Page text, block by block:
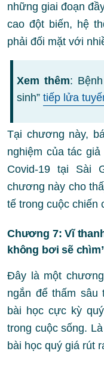
những giai đoạn
cao đột biến, hệ
phải đối mặt với
Xem thêm:
sinh”tiếp lửa
Tại chương này,
nghiệm của tác
Covid-19 tại Sài
chương này cho
tế trong cuộc chiến
Chương 7: Vĩ
không bơi sẽ
Đây là một
ngắn để thấm sâu
bài học cực kỳ
trong cuộc sống.
bài học quý giá rút